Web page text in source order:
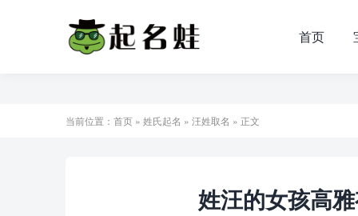
首页
当前位置： 首页 » 姓氏起名 » 汪姓取名 » 正文
姓汪的女孩高